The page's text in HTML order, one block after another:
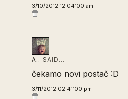
3/10/2012 12:04:00 am
A.. SAID…
čekamo novi postač :D
3/11/2012 02:41:00 pm